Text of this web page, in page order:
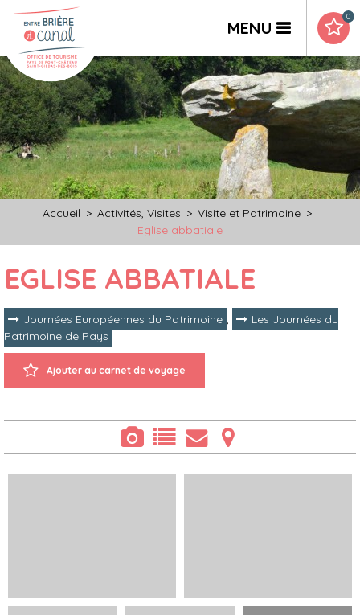
MENU
0
Accueil > Activités, Visites > Visite et Patrimoine >
Eglise abbatiale
EGLISE ABBATIALE
Journées Européennes du Patrimoine ,
Les Journées du
Patrimoine de Pays
Ajouter au carnet de voyage